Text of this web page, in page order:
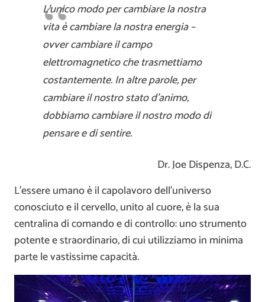
L’unico modo per cambiare la nostra
vita è cambiare la nostra energia –
ovver cambiare il campo
elettromagnetico che trasmettiamo
costantemente. In altre parole, per
cambiare il nostro stato d’animo,
dobbiamo cambiare il nostro modo di
pensare e di sentire.
Dr. Joe Dispenza, D.C.
L’essere umano è il capolavoro dell’universo
conosciuto e il cervello, unito al cuore, è la sua
centralina di comando e di controllo: uno strumento
potente e straordinario, di cui utilizziamo in minima
parte le vastissime capacità.